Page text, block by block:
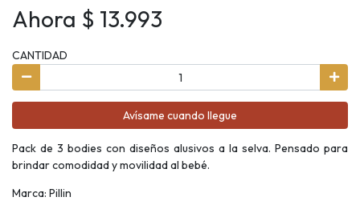
Ahora $ 13.993
CANTIDAD
Avísame cuando llegue
Pack de 3 bodies con diseños alusivos a la selva. Pensado para
brindar comodidad y movilidad al bebé.
Marca: Pillin